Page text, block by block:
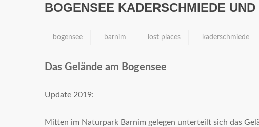
BOGENSEE KADERSCHMIEDE UND
bogensee barnim lost places kaderschmiede
Das Gelände am Bogensee
Update 2019:
Mitten im Naturpark Barnim gelegen unterteilt sich das